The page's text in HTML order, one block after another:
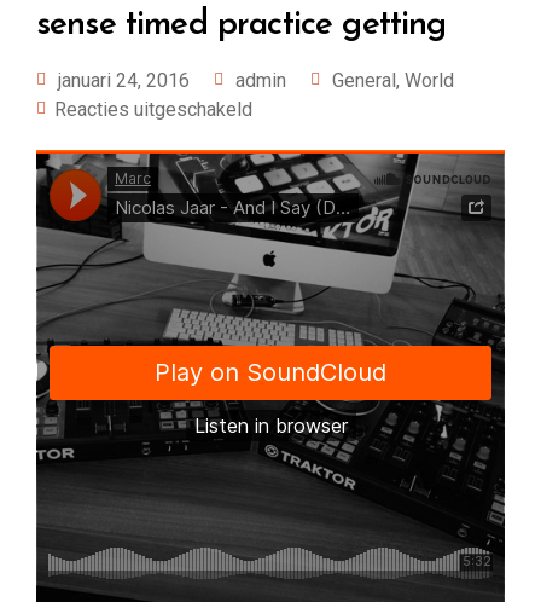
sense timed practice getting
januari 24, 2016 admin General, World
Reacties uitgeschakeld